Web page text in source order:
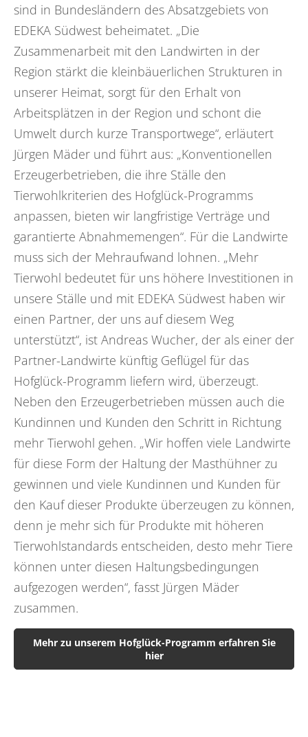
sind in Bundesländern des Absatzgebiets von
EDEKA Südwest beheimatet. „Die
Zusammenarbeit mit den Landwirten in der
Region stärkt die kleinbäuerlichen Strukturen in
unserer Heimat, sorgt für den Erhalt von
Arbeitsplätzen in der Region und schont die
Umwelt durch kurze Transportwege“, erläutert
Jürgen Mäder und führt aus: „Konventionellen
Erzeugerbetrieben, die ihre Ställe den
Tierwohlkriterien des Hofglück-Programms
anpassen, bieten wir langfristige Verträge und
garantierte Abnahmemengen“. Für die Landwirte
muss sich der Mehraufwand lohnen. „Mehr
Tierwohl bedeutet für uns höhere Investitionen in
unsere Ställe und mit EDEKA Südwest haben wir
einen Partner, der uns auf diesem Weg
unterstützt“, ist Andreas Wucher, der als einer der
Partner-Landwirte künftig Geflügel für das
Hofglück-Programm liefern wird, überzeugt.
Neben den Erzeugerbetrieben müssen auch die
Kundinnen und Kunden den Schritt in Richtung
mehr Tierwohl gehen. „Wir hoffen viele Landwirte
für diese Form der Haltung der Masthühner zu
gewinnen und viele Kundinnen und Kunden für
den Kauf dieser Produkte überzeugen zu können,
denn je mehr sich für Produkte mit höheren
Tierwohlstandards entscheiden, desto mehr Tiere
können unter diesen Haltungsbedingungen
aufgezogen werden“, fasst Jürgen Mäder
zusammen.
Mehr zu unserem Hofglück-Programm erfahren Sie
hier